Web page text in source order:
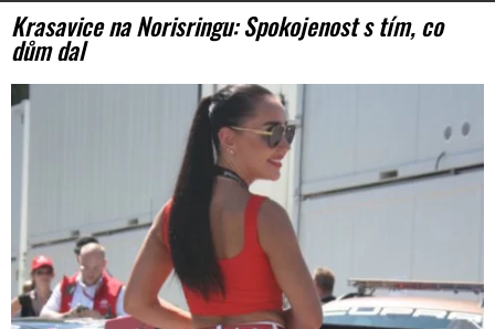
Krasavice na Norisringu: Spokojenost s tím, co
dům dal